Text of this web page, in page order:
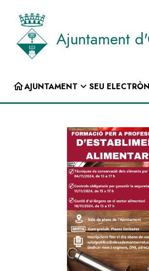
contingut
Ajuntament
Navegació
INICI
homeAJUNTAMENT expand_more SEU
Image